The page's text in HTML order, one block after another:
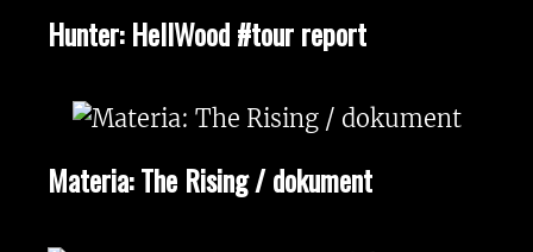
Hunter: HellWood #tour report
Materia: The Rising / dokument